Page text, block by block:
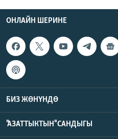
ОНЛАЙН ШЕРИНЕ
БИЗ ЖӨНҮНДӨ
"АЗАТТЫКТЫН" САНДЫГЫ